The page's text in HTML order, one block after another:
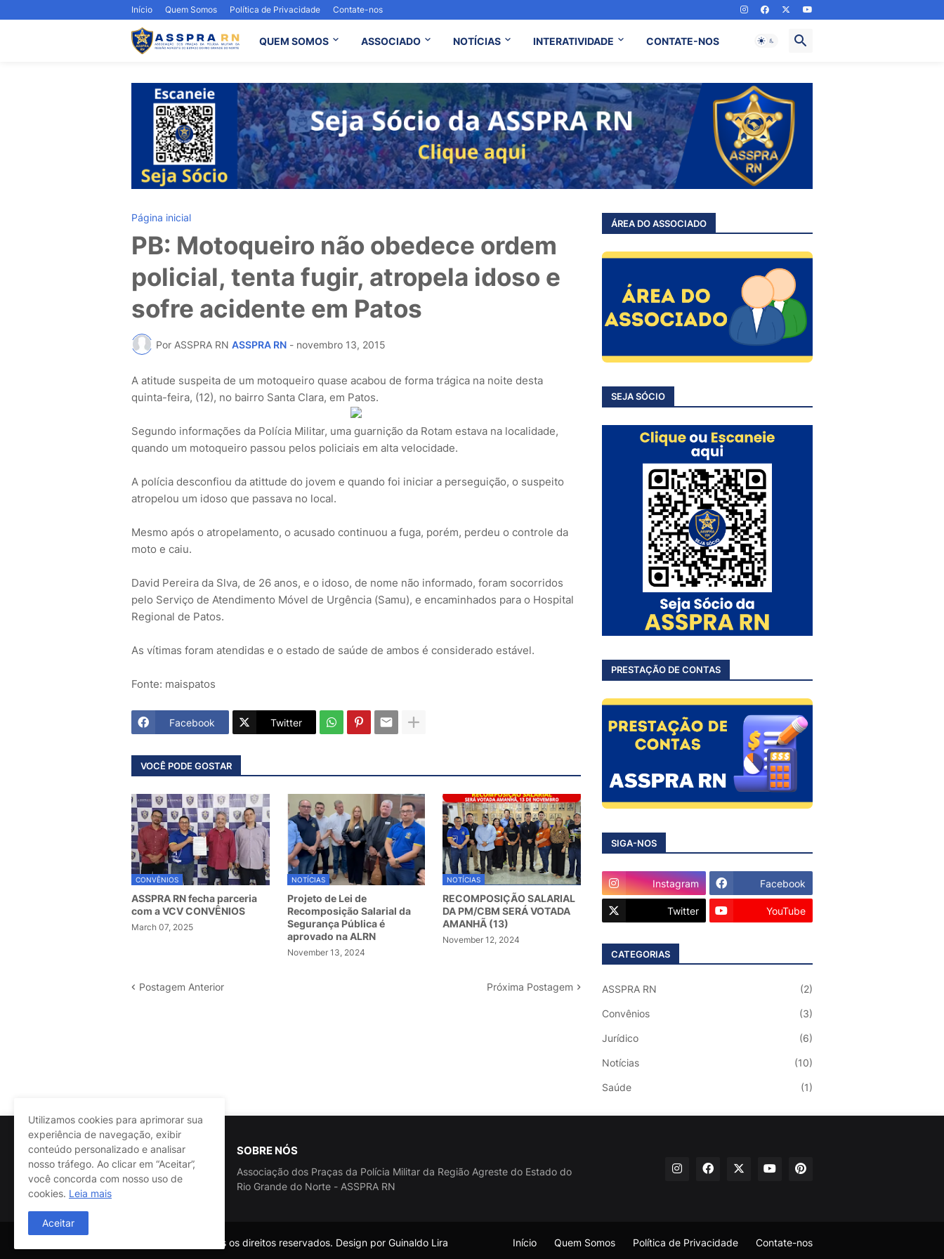
Início Quem Somos Política de Privacidade Contate-nos
QUEM SOMOS ASSOCIADO NOTÍCIAS INTERATIVIDADE CONTATE-NOS
Página inicial
PB: Motoqueiro não obedece ordem
policial, tenta fugir, atropela idoso e
sofre acidente em Patos
Por ASSPRA RN ASSPRA RN - novembro 13, 2015
A atitude suspeita de um motoqueiro quase acabou de forma trágica na noite desta
quinta-feira, (12), no bairro Santa Clara, em Patos.
Segundo informações da Polícia Militar, uma guarnição da Rotam estava na localidade,
quando um motoqueiro passou pelos policiais em alta velocidade.
A polícia desconfiou da atittude do jovem e quando foi iniciar a perseguição, o suspeito
atropelou um idoso que passava no local.
Mesmo após o atropelamento, o acusado continuou a fuga, porém, perdeu o controle da
moto e caiu.
David Pereira da Slva, de 26 anos, e o idoso, de nome não informado, foram socorridos
pelo Serviço de Atendimento Móvel de Urgência (Samu), e encaminhados para o Hospital
Regional de Patos.
As vítimas foram atendidas e o estado de saúde de ambos é considerado estável.
Fonte: maispatos
Facebook Twitter
VOCÊ PODE GOSTAR
CONVÊNIOS
ASSPRA RN fecha parceria
com a VCV CONVÊNIOS
March 07, 2025
NOTÍCIAS
Projeto de Lei de
Recomposição Salarial da
Segurança Pública é
aprovado na ALRN
November 13, 2024
NOTÍCIAS
RECOMPOSIÇÃO SALARIAL
DA PM/CBM SERÁ VOTADA
AMANHÃ (13)
November 12, 2024
Postagem Anterior Próxima Postagem
ÁREA DO ASSOCIADO
SEJA SÓCIO
PRESTAÇÃO DE CONTAS
SIGA-NOS
Instagram Facebook
Twitter YouTube
CATEGORIAS
ASSPRA RN (2)
Convênios (3)
Jurídico (6)
Notícias (10)
Saúde (1)
SOBRE NÓS
Associação dos Praças da Polícia Militar da Região Agreste do Estado do
Rio Grande do Norte - ASSPRA RN
@ASSPRA RN Todos os direitos reservados. Design por Guinaldo Lira Início Quem Somos Política de Privacidade Contate-nos
Utilizamos cookies para aprimorar sua
experiência de navegação, exibir
conteúdo personalizado e analisar
nosso tráfego. Ao clicar em “Aceitar”,
você concorda com nosso uso de
cookies. Leia mais
Aceitar